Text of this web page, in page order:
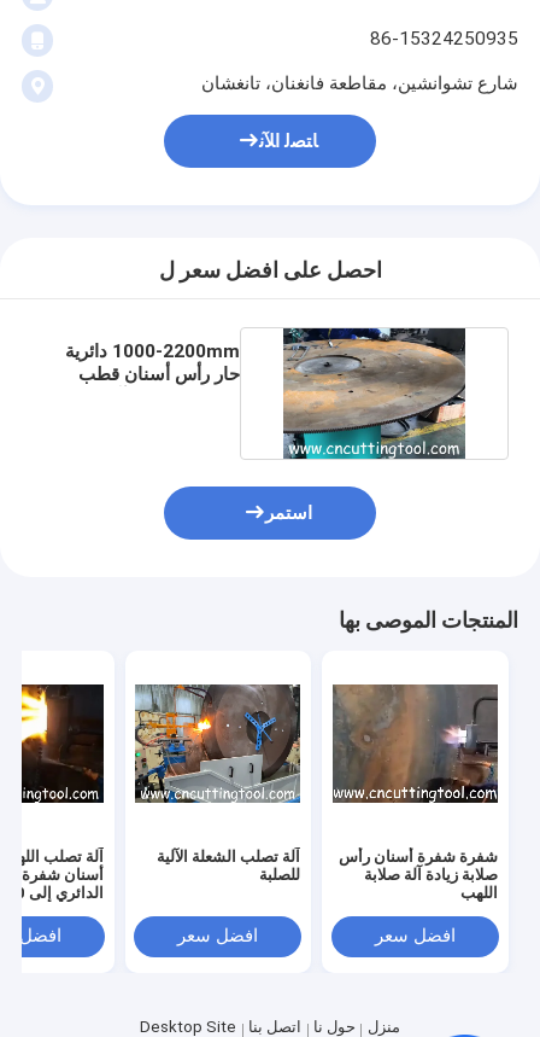
86-15324250935
شارع تشوانشين، مقاطعة فانغنان، تانغشان
ﺎﺘﺼﻟ ﺍﻶﻧ
احصل على افضل سعر ل
1000-2200mm دائرية
حار رأس أسنان قطب
استمر
المنتجات الموصى بها
شفرة شفرة أسنان رأس
صلابة زيادة آلة صلابة
اللهب
افضل سعر
آلة تصلب الشعلة الآلية
للصلبة
افضل سعر
آلة تصلب اللهب
أسنان شفرة
الدائري إلى 30-60HRC
افضل
منزل حول نا اتصل بنا Desktop Site